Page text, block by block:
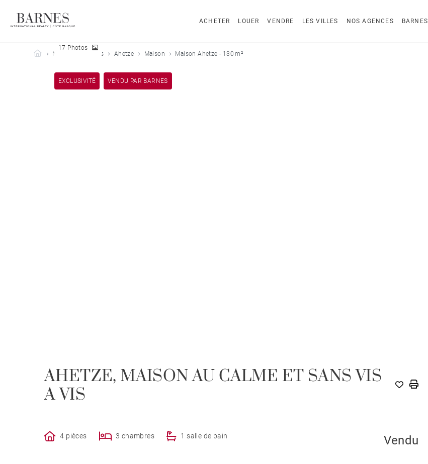
ACHETER LOUER VENDRE LES VILLES NOS AGENCES BARNES
Barnes Côte Basque
Nos biens vendus Ahetze Maison Maison Ahetze - 130 m²
EXCLUSIVITÉ VENDU PAR BARNES
17 Photos
AHETZE, MAISON AU CALME ET SANS VIS
A VIS
4 pièces 3 chambres 1 salle de bain Vendu